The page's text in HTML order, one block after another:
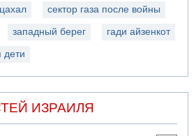
цахал сектор газа после войны
западный берег гади айзенкот
дети
ИЗРАИЛЯ